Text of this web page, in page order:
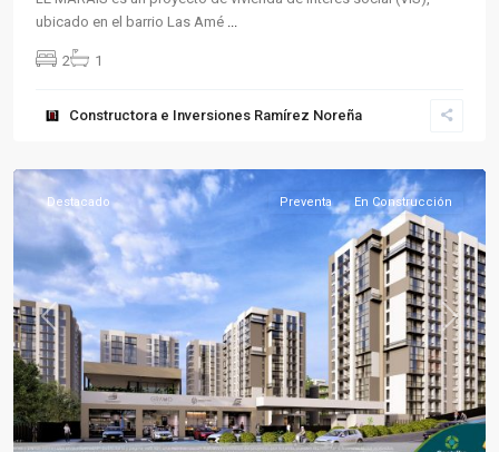
ubicado en el barrio Las Amé
2 1
Constructora e Inversiones Ramírez Noreña
Norte,
Previous Next
Destacado Preventa En Construcción